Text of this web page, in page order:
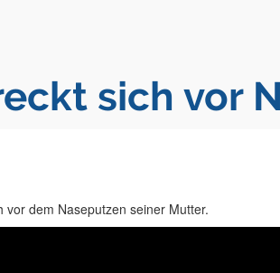
sich vor
dem Naseputzen seiner Mutter.